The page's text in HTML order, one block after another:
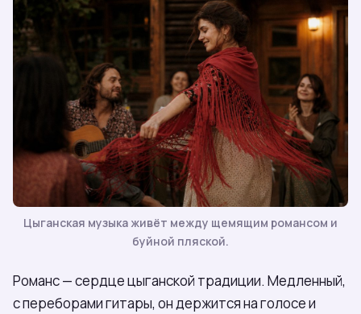
Цыганская музыка живёт между щемящим романсом и
буйной пляской.
Романс — сердце цыганской традиции. Медленный,
с переборами гитары, он держится на голосе и